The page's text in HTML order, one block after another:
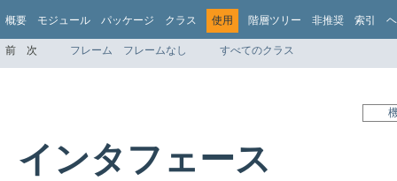
概要 モジュール パッケージ クラス 使用 階層ツリー 非推奨 索引
前 次 フレーム フレームなし すべてのクラス
インタフェース